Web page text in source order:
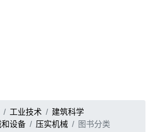
工业技术
建筑科学
设备
压实机械 图书分类